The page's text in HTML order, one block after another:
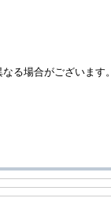
る場合がございます。